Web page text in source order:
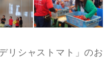
リシャストマト」のお